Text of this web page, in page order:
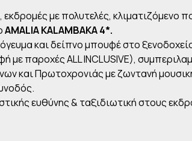
με πολυτελές, κλιματιζόμενο
AMALIAKALAMBAKA4*.
και δείπνο μπουφέ στο
με παροχές ALL INCLUSIVE),
και Πρωτοχρονιάς με ζωντανή
ευθύνης & ταξιδιωτική στους